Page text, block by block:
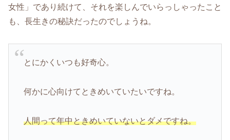
女性」であり続けて、それを楽しんでいらっしゃったこと
も、長生きの秘訣だったのでしょうね。
とにかくいつも好奇心。
何かに心向けてときめいていたいですね。
人間って年中ときめいていないとダメですね。